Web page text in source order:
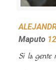
Maputo
Si la gente